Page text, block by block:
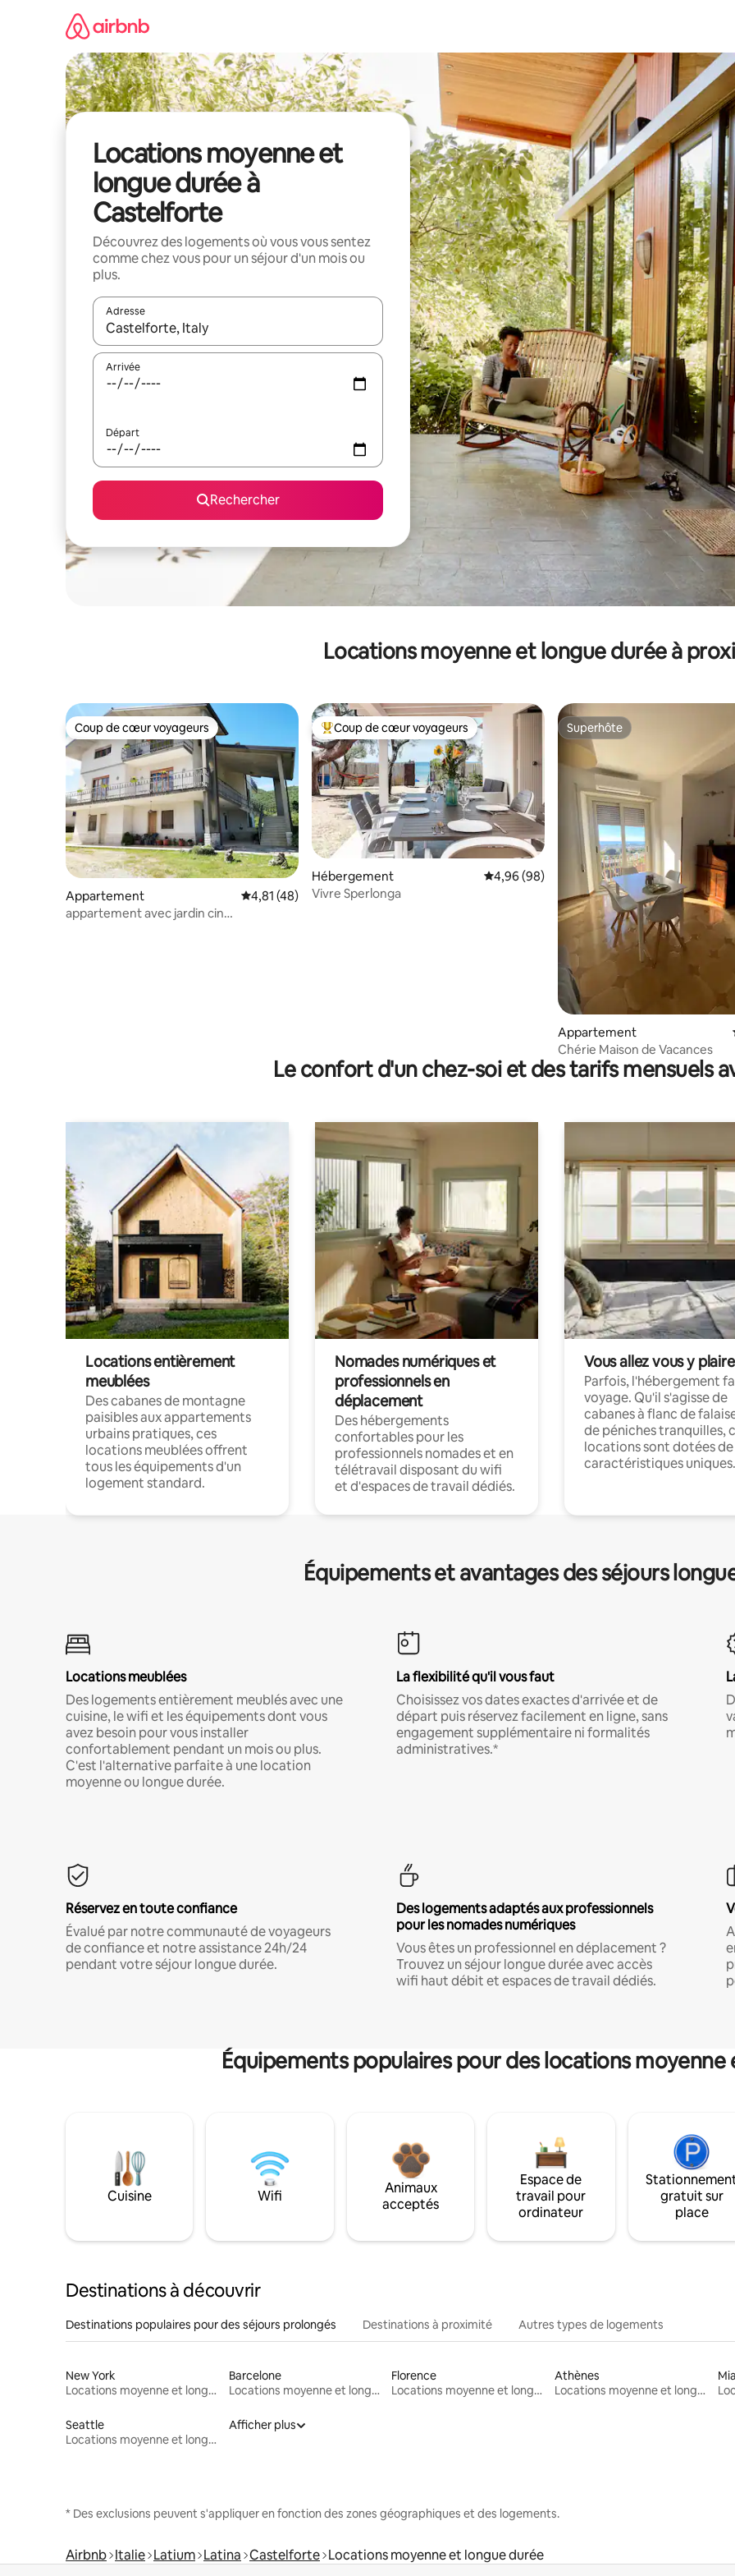
Locations moyenne et
longue durée à
Castelforte
Découvrez des logements où vous vous sentez
comme chez vous pour un séjour d'un mois ou
plus.
Adresse
Lorsque les résultats s'affichent, utilisez les flèches vers le haut et vers le bas pour les parcourir ou en appuyant et en
Arrivée
Départ
Rechercher
Locations moyenne et longue durée à
Coup de cœur voyageurs
Coup de cœur voyageurs
Appartement Évaluation moyenne sur la base de 48 commentaires : 4,81 sur 5
4,81 (48)
appartement avec jardin cin
Coups de cœur voyageurs les plus appréciés
Coup de cœur voyageurs
Hébergement Évaluation moyenne sur la base de 98
4,96 (98)
Vivre Sperlonga
Superhôte
Superhôte
Appartement
Chérie Maison de Vacances
Le confort d'un chez-soi et des tarifs mensuels
Locations entièrement
meublées
Des cabanes de montagne
paisibles aux appartements
urbains pratiques, ces
locations meublées offrent
tous les équipements d'un
logement standard.
Nomades numériques et
professionnels en
déplacement
Des hébergements
confortables pour les
professionnels nomades et en
télétravail disposant du wifi
et d'espaces de travail dédiés.
Vous allez vous y plaire
Parfois, l'hébergement
voyage. Qu'il s'agisse de
cabanes à flanc de
de péniches tranquilles,
locations sont dotées de
caractéristiques uniques.
Équipements et avantages des séjours
Locations meublées
Des logements entièrement meublés avec une
cuisine, le wifi et les équipements dont vous
avez besoin pour vous installer
confortablement pendant un mois ou plus.
C'est l'alternative parfaite à une location
moyenne ou longue durée.
La flexibilité qu'il vous faut
Choisissez vos dates exactes d'arrivée et de
départ puis réservez facilement en ligne, sans
engagement supplémentaire ni formalités
administratives.*
Réservez en toute confiance
Évalué par notre communauté de voyageurs
de confiance et notre assistance 24h/24
pendant votre séjour longue durée.
Des logements adaptés aux professionnels
pour les nomades numériques
Vous êtes un professionnel en déplacement ?
Trouvez un séjour longue durée avec accès
wifi haut débit et espaces de travail dédiés.
Équipements populaires pour des locations
Cuisine Wifi
Animaux
acceptés
Espace de
travail pour
ordinateur
gratuit sur
place
Destinations à découvrir
Destinations populaires pour des séjours prolongés Destinations à proximité Autres types de logements
New York
Locations moyenne et longue durée
Barcelone
Locations moyenne et longue durée
Florence
Locations moyenne et longue durée
Athènes
Locations moyenne et longue durée
Seattle
Locations moyenne et longue durée
Afficher plus
* Des exclusions peuvent s'appliquer en fonction des zones géographiques et des logements.
Airbnb Italie Latium Latina Castelforte Locations moyenne et longue durée